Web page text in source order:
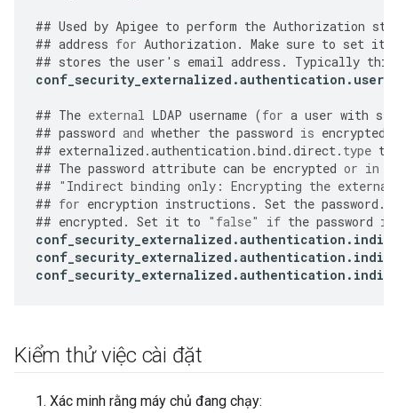
## Used by Apigee to perform the Authorization
## address for Authorization . Make sure to set it
## stores the user ' s email address . Typically this
conf_security_externalized .authentication . user
## The external LDAP username (for a user with
## password and whether the password is encrypted
## externalized .authentication .bind .direct. type to
## The password attribute can be encrypted or in
## " Indirect binding only: Encrypting the external
## for encryption instructions . Set the password .
## encrypted . Set it to "false" if the password is
conf_security_externalized .authentication .
conf_security_externalized .authentication .
conf_security_externalized .authentication .
Kiểm thử việc cài đặt
Xác minh rằng máy chủ đang chạy: